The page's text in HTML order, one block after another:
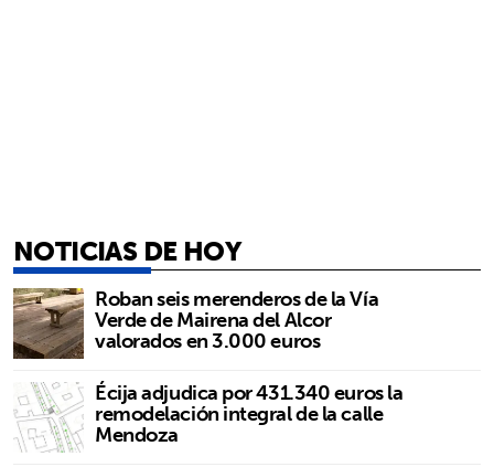
NOTICIAS DE HOY
Roban seis merenderos de la Vía
Verde de Mairena del Alcor
valorados en 3.000 euros
Écija adjudica por 431.340 euros la
remodelación integral de la calle
Mendoza